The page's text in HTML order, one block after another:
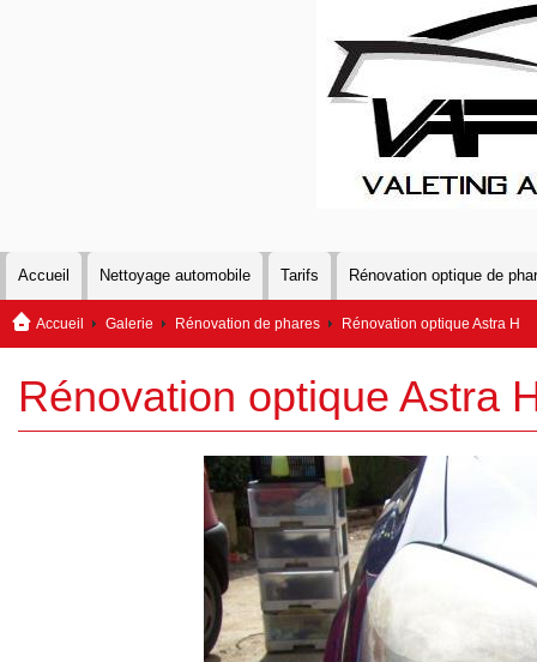
Accueil Nettoyage automobile Tarifs Rénovation optique de
Accueil Galerie Rénovation de phares Rénovation optique Astra H
Rénovation optique Astra